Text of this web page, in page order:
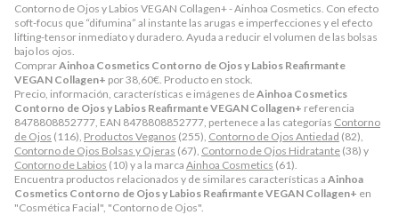
Contorno de Ojos y Labios VEGAN Collagen+ - Ainhoa Cosmetics. Con efecto
soft-focus que “difumina” al instante las arugas e imperfecciones y el efecto
lifting-tensor inmediato y duradero. Ayuda a reducir el volumen de las bolsas
bajo los ojos.
ComprarAinhoa Cosmetics Contorno de Ojos y Labios Reafirmante
VEGAN Collagen+ por38,60€ . Producto en stock.
Precio, información, características e imágenes deAinhoa Cosmetics
Contorno de Ojos y Labios Reafirmante VEGAN Collagen+ referencia
8478808852777, EAN 8478808852777, pertenece a las categorías Contorno
de Ojos (116), Productos Veganos (255), Contorno de Ojos Antiedad (82),
Contorno de Ojos Bolsas y Ojeras (67), Contorno de Ojos Hidratante (38) y
Contorno de Labios (10) y a la marca Ainhoa Cosmetics (61).
Encuentra productos relacionados y de similares características a Ainhoa
Cosmetics Contorno de Ojos y Labios Reafirmante VEGAN Collagen+ en
"Cosmética Facial", "Contorno de Ojos".